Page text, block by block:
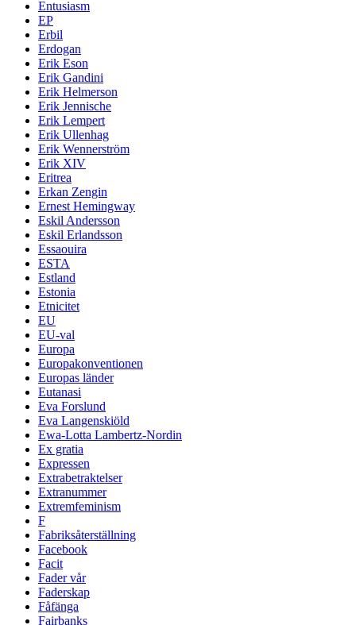
Entusiasm
EP
Erbil
Erdogan
Erik Eson
Erik Gandini
Erik Helmerson
Erik Jennische
Erik Lempert
Erik Ullenhag
Erik Wennerström
Erik XIV
Eritrea
Erkan Zengin
Ernest Hemingway
Eskil Andersson
Eskil Erlandsson
Essaouira
ESTA
Estland
Estonia
Etnicitet
EU
EU-val
Europa
Europakonventionen
Europas länder
Eutanasi
Eva Forslund
Eva Langenskiöld
Ewa-Lotta Lambertz-Nordin
Ex gratia
Expressen
Extrabetraktelser
Extranummer
Extremfeminism
F
Fabriksåterställning
Facebook
Facit
Fader vår
Faderskap
Fåfänga
Fairbanks